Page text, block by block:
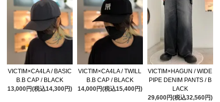
VICTIM×CA4LA / BASIC
B.B CAP / BLACK
13,000円(税込14,300円)
VICTIM×CA4LA / TWILL
B.B CAP / BLACK
14,000円(税込15,400円)
VICTIM×HAGUN / WIDE
PIPE DENIM PANTS / B
LACK
29,600円(税込32,560円)